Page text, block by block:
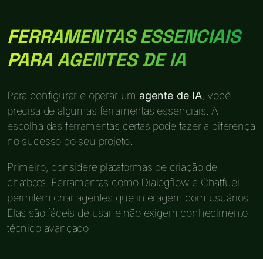
FERRAMENTAS ESSENCIAIS
PARA AGENTES DE IA
Para configurar e operar um agente de IA, você
precisa de algumas ferramentas essenciais. A
escolha das ferramentas certas pode fazer a diferença
no sucesso do seu projeto.
Primeiro, considere plataformas de criação de
chatbots. Ferramentas como Dialogflow e Chatfuel
permitem criar agentes que interagem com usuários.
Elas são fáceis de usar e não exigem conhecimento
técnico avançado.